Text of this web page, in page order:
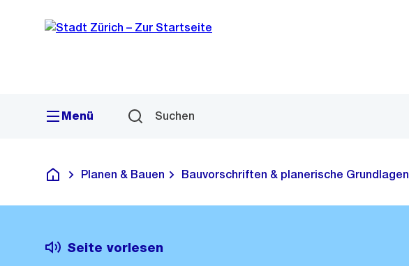
Navigation
Sprunglink
Menü Suchen
Deutsch
Planen & Bauen Bauvorschriften & planerische Grundlagen
Seite vorlesen